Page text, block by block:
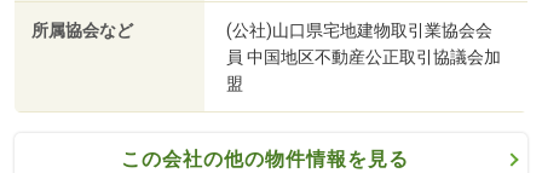
特定のものをご案内するのではなく、【不動産総合窓口】
としてご対応させていただきます。
一方的なご提案をされた方は、是非弊社と比較してみてく
ださい♪
所属協会など
(公社)山口県宅地建物取引業協会会
員 中国地区不動産公正取引協議会加
盟
この会社の他の物件情報を見る